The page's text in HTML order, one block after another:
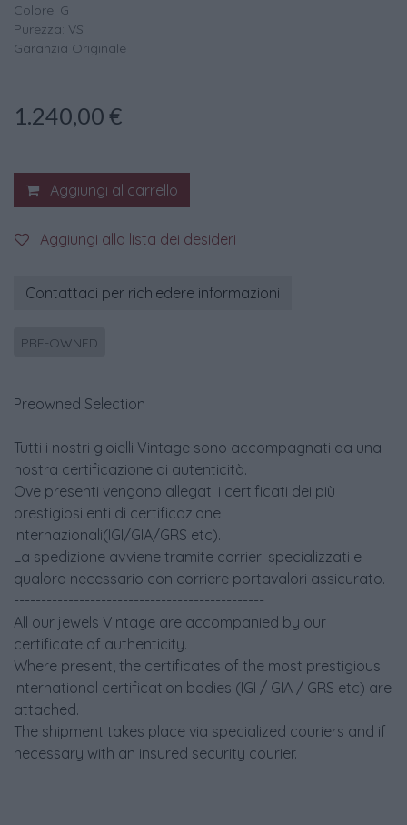
Colore: G
Purezza: VS
Garanzia Originale
1.240,00 €
Aggiungi al carrello
Aggiungi alla lista dei desideri
Contattaci per richiedere informazioni
PRE-OWNED
Preowned Selection
Tutti i nostri gioielli Vintage sono accompagnati da una
nostra certificazione di autenticità.
Ove presenti vengono allegati i certificati dei più
prestigiosi enti di certificazione
internazionali(IGI/GIA/GRS etc).
La spedizione avviene tramite corrieri specializzati e
qualora necessario con corriere portavalori assicurato.
----------------------------------------------
All our jewels Vintage are accompanied by our
certificate of authenticity.
Where present, the certificates of the most prestigious
international certification bodies (IGI / GIA / GRS etc) are
attached.
The shipment takes place via specialized couriers and if
necessary with an insured security courier.